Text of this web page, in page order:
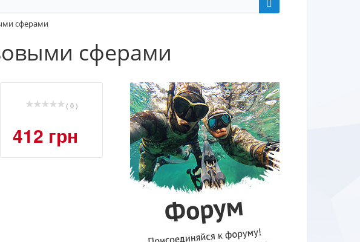
сферами
сферами
( 0 )
412 грн